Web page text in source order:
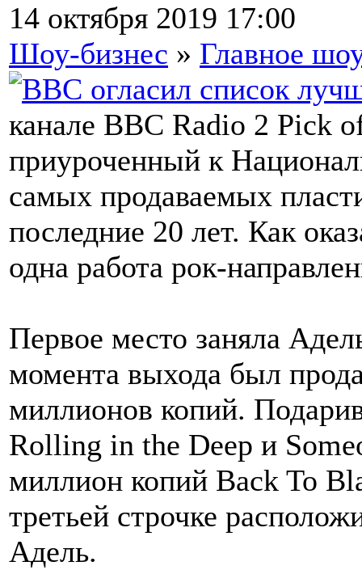
14 октября 2019 17:00
Шоу-бизнес » Главное
канале BBC Radio 2 Pick
приуроченный к
самых продаваемых
последние 20 лет. Как
одна работа рок-
Первое место заняла
момента выхода был
миллионов копий.
Rolling in the Deep и
миллион копий Back To
третьей строчке
Адель.